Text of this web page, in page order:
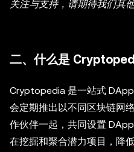
关注与支持，请期待我们其他
二、什么是
Cryptopedia 是一站式
会定期推出以不同区块链网
作伙伴一起，共同设置
在挖掘和聚合潜力项目，降